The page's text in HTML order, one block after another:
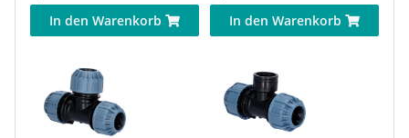
In den Warenkorb
In den Warenkorb